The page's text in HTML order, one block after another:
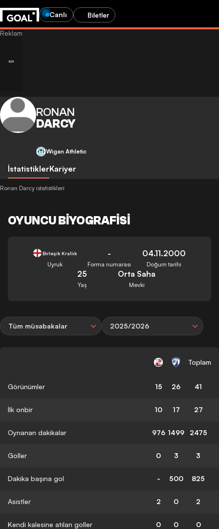
Canlı Biletler
RONAN
DARCY
Wigan Athletic
İstatistiklerKariyer
Ronan Darcy istatistikleri
OYUNCU BIYOGRAFISI
Birleşik Krallık
Uyruk
-
Forma numarası
04.11.2000
Doğum tarihi
25
Yaş
Orta Saha
Mevki
Tüm müsabakalar 2025/2026
Toplam
Görünümler 15 26 41
İlk onbir 10 17 27
Oynanan dakikalar 976 1499 2475
Goller 0 3 3
Dakika başına gol - 500 825
Asistler 2 0 2
Kendi kalesine atılan goller 0 0 0